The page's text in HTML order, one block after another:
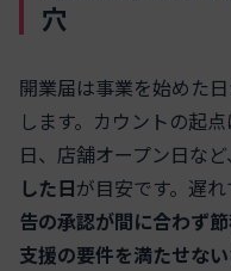
穴
開業届は事業を始めた
します。カウントの起
日、店舗オープン日など、
した日が目安です。遅れ
告の承認が間に合わず
支援の要件を満たせない